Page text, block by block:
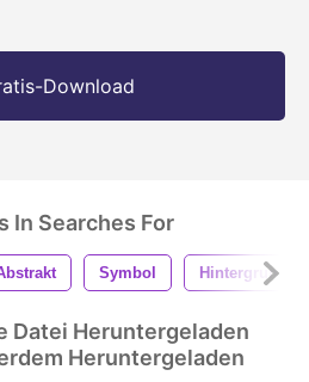
Download
In Searches For
Symbol Hintergrund
Datei Heruntergeladen
Heruntergeladen